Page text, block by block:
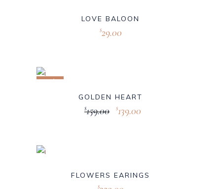
LOVE BALOON
$29.00
Sale
GOLDEN HEART
$159.00 $139.00
FLOWERS EARINGS
$